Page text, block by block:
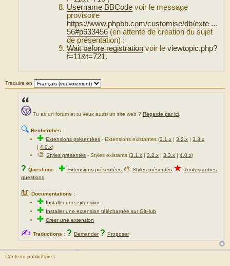
Username BBCodevoir le message
provisoire
https://www.phpbb.com/customise/db/exte ...
56#p633456(en attente de création du sujet
de présentation) ;
Wait before registrationvoir le viewtopic.php?
f=11&t=721.
Traduire en
Tu as un forum et tu veux aussi un site web ? Regarde par ici.
🔍 Recherches :
✚Extensions présentées - Extensions existantes (3.1.x |3.2.x |3.3.x
|4.0.x)
🎨Styles présentés - Styles existants (3.1.x |3.2.x |3.3.x |4.0.x)
? Questions : ✚ Extensions présentées 🎨 Styles présentés ★ Toutes autres
questions
📖 Documentations :
✚ Installer une extension
✚ Installer une extension téléchargée sur GitHub
✚Créer une extension
✍ Traductions : ? Demander ? Proposer
Contenu publicitaire :